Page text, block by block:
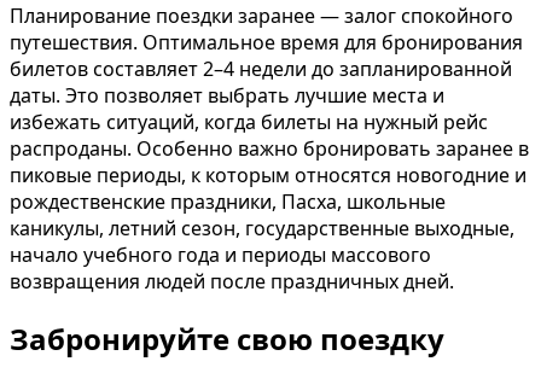
Планирование поездки заранее — залог спокойного
путешествия. Оптимальное время для бронирования
билетов составляет 2–4 недели до запланированной
даты. Это позволяет выбрать лучшие места и
избежать ситуаций, когда билеты на нужный рейс
распроданы. Особенно важно бронировать заранее в
пиковые периоды, к которым относятся новогодние и
рождественские праздники, Пасха, школьные
каникулы, летний сезон, государственные выходные,
начало учебного года и периоды массового
возвращения людей после праздничных дней.
Забронируйте свою поездку